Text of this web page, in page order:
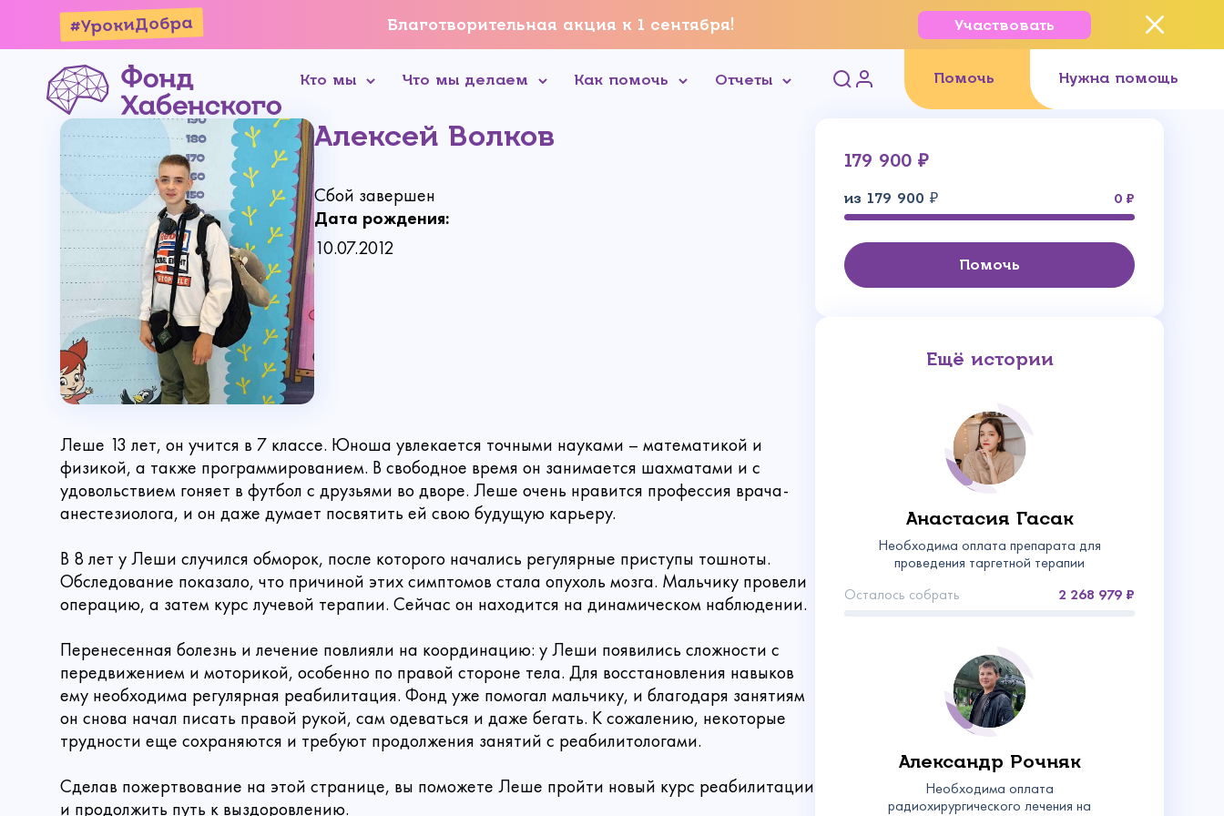
#УрокиДобра Благотворительная акция к 1 сентября! Участвовать
Кто мы Что мы делаем Как помочь Отчеты Помочь Нужна помощь
Алексей Волков
Сбой завершен
Дата рождения:
10.07.2012
Леше 13 лет, он учится в 7 классе. Юноша увлекается точными науками – математикой и
физикой, а также программированием. В свободное время он занимается шахматами и с
удовольствием гоняет в футбол с друзьями во дворе. Леше очень нравится профессия врача-
анестезиолога, и он даже думает посвятить ей свою будущую карьеру.
В 8 лет у Леши случился обморок, после которого начались регулярные приступы тошноты.
Обследование показало, что причиной этих симптомов стала опухоль мозга. Мальчику провели
операцию, а затем курс лучевой терапии. Сейчас он находится на динамическом наблюдении.
Перенесенная болезнь и лечение повлияли на координацию: у Леши появились сложности с
передвижением и моторикой, особенно по правой стороне тела. Для восстановления навыков
ему необходима регулярная реабилитация. Фонд уже помогал мальчику, и благодаря занятиям
он снова начал писать правой рукой, сам одеваться и даже бегать. К сожалению, некоторые
трудности еще сохраняются и требуют продолжения занятий с реабилитологами.
Сделав пожертвование на этой странице, вы поможете Леше пройти новый курс реабилитации
и продолжить путь к выздоровлению.
179 900 ₽
из 179 900 ₽ 0
Помочь
Ещё истории
Анастасия Гасак
Необходима оплата препарата для
проведения таргетной терапии
Осталось собрать
2 268 979
Александр Рочняк
Необходима оплата
радиохирургического лечения на
Связаться с нами
Имя